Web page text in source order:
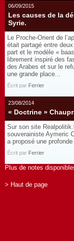
06/09/2015
Les causes de la
Syrie.
Le Proche-Orient de
était partagé entre
part et le modèle «
librement inspiré des
des Arabes et sur le
une grande place...
Écrit par Ferrier
23/08/2014
« Doctrine »
Sur son site
souverainiste Aymeric
a proposé une
Écrit par Ferrier
Plus de notes
> Haut de page